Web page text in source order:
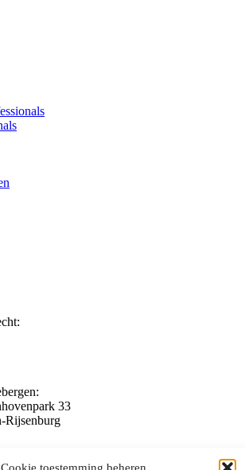
Cookie toestemming beheren
33
Rijsenburg